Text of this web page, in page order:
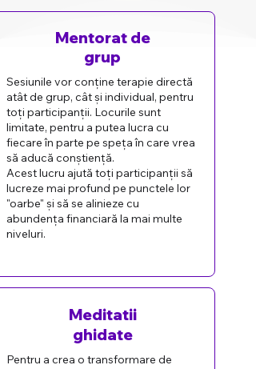
Mentorat de
grup
Sesiunile vor conține terapie directă
atât de grup, cât și individual, pentru
toți participanții. Locurile sunt
limitate, pentru a putea lucra cu
fiecare în parte pe speța în care vrea
să aducă conștiență.
Acest lucru ajută toți participanții să
lucreze mai profund pe punctele lor
"oarbe" și să se alinieze cu
abundența financiară la mai multe
niveluri.
Meditatii
ghidate
Pentru a crea o transformare de